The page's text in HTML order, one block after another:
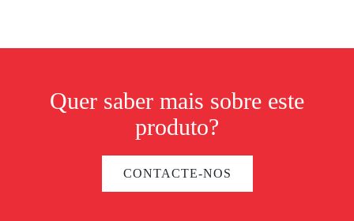
Quer saber mais sobre este
produto?
CONTACTE-NOS